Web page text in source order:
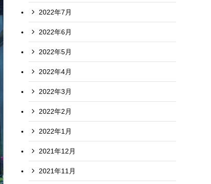
2022年7月
2022年6月
2022年5月
2022年4月
2022年3月
2022年2月
2022年1月
2021年12月
2021年11月